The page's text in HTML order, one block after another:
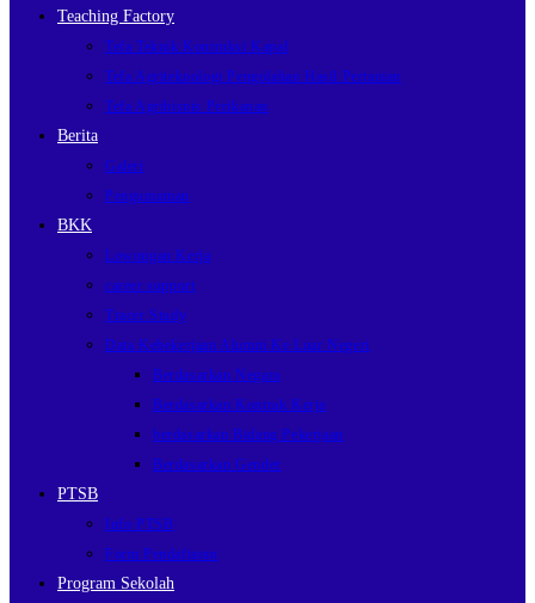
Teaching Factory
Tefa Teknik Kontruksi Kapal
Tefa Agriteknologi Pengolahan Hasil Pertanian
Tefa Agribisnis Perikanan
Berita
Galeri
Pengumuman
BKK
Lowongan Kerja
career support
Tracer Study
Data Kebekerjaan Alumni Ke Luar Negeri
Berdasarkan Negara
Berdasarkan Kontrak Kerja
berdasarkan Bidang Pekerjaan
Berdasarkan Gender
PTSB
Info PTSB
Form Pendaftaran
Program Sekolah